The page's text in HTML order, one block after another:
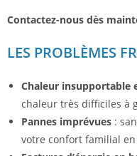
Contactez-nous dès
LES PROBLÈMES
Chaleur insupportable
chaleur très difficiles à
Pannes imprévues :
votre confort familial